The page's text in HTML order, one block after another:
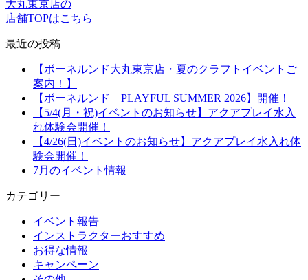
大丸東京店の
店舗TOPはこちら
最近の投稿
【ボーネルンド大丸東京店・夏のクラフトイベントご
案内！】
【ボーネルンド PLAYFUL SUMMER 2026】開催！
【5/4(月・祝)イベントのお知らせ】アクアプレイ水入
れ体験会開催！
【4/26(日)イベントのお知らせ】アクアプレイ水入れ体
験会開催！
7月のイベント情報
カテゴリー
イベント報告
インストラクターおすすめ
お得な情報
キャンペーン